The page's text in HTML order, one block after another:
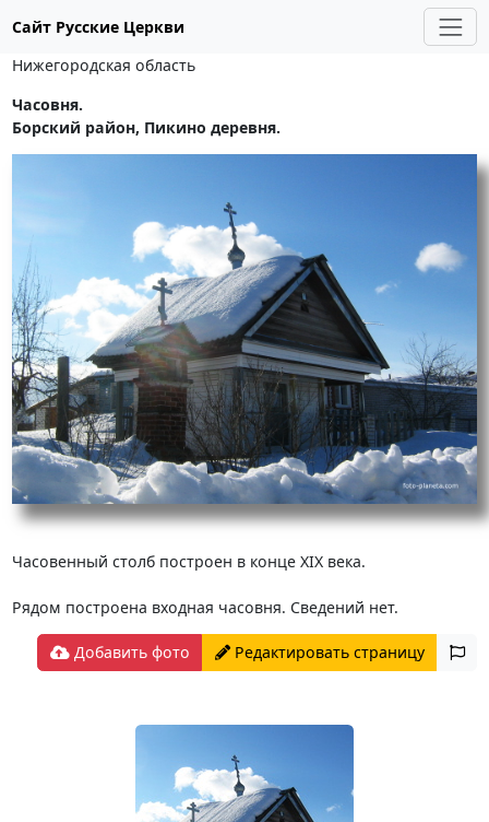
Сайт Русские Церкви
Нижегородская область
Часовня.
Борский район, Пикино деревня.
Часовенный столб построен в конце ХIХ века.
Рядом построена входная часовня. Сведений нет.
Добавить фото Редактировать страницу